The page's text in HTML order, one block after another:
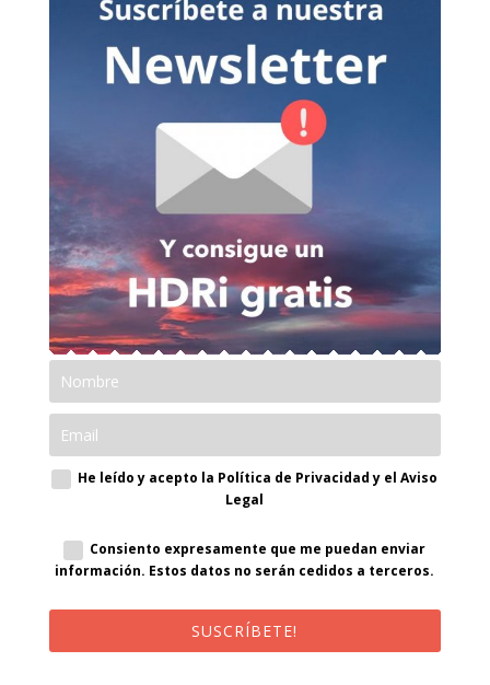
He leído y acepto la Política de Privacidad y el Aviso
Legal
Consiento expresamente que me puedan enviar
información. Estos datos no serán cedidos a terceros.
SUSCRÍBETE!